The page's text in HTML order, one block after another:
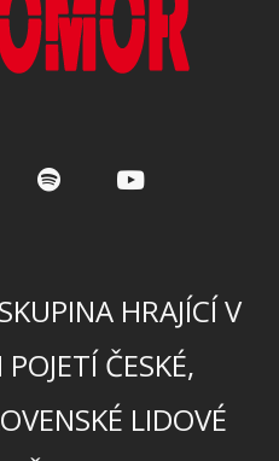
HRAJÍCÍ V
ČESKÉ,
LIDOVÉ